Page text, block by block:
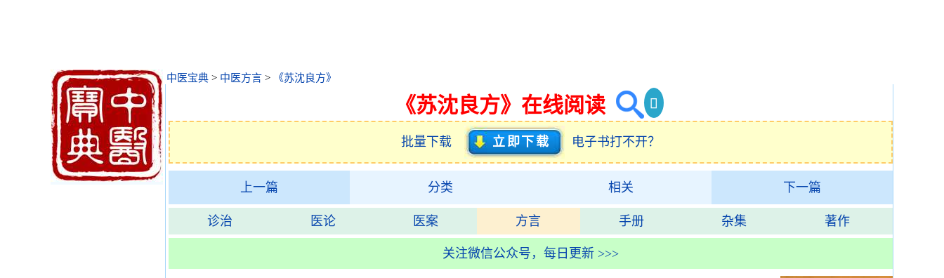
中医宝典 > 中医方言 > 《苏沈良方》
《苏沈良方》在线阅读
批量下载 立即下载 电子书打不开？
上一篇 分类 相关 下一篇
诊治 医论 医案 方言 手册 杂集 著作
关注微信公众号，每日更新 >>>